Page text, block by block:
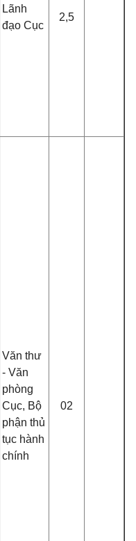
Lãnh
đạo Cục
2,5
Văn thư
- Văn
phòng
Cục, Bộ
phận thủ
tục hành
chính
02